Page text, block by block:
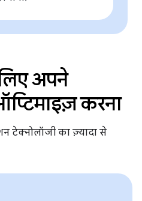
अपने
करना
टेक्नोलॉजी का ज़्यादा से